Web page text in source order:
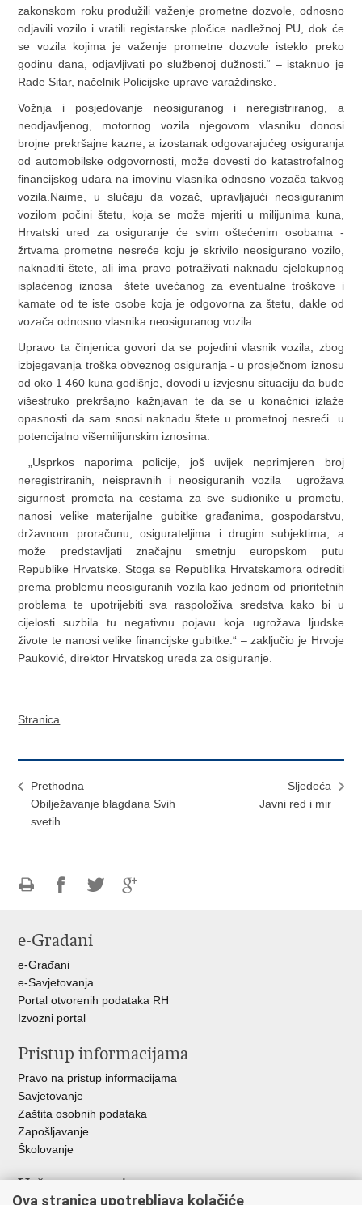
zakonskom roku produžili važenje prometne dozvole, odnosno
odjavili vozilo i vratili registarske pločice nadležnoj PU, dok će
se vozila kojima je važenje prometne dozvole isteklo preko
godinu dana, odjavljivati po službenoj dužnosti.“ – istaknuo je
Rade Sitar, načelnik Policijske uprave varaždinske.
Vožnja i posjedovanje neosiguranog i neregistriranog, a
neodjavljenog, motornog vozila njegovom vlasniku donosi
brojne prekršajne kazne, a izostanak odgovarajućeg osiguranja
od automobilske odgovornosti, može dovesti do katastrofalnog
financijskog udara na imovinu vlasnika odnosno vozača takvog
vozila.Naime, u slučaju da vozač, upravljajući neosiguranim
vozilom počini štetu, koja se može mjeriti u milijunima kuna,
Hrvatski ured za osiguranje će svim oštećenim osobama -
žrtvama prometne nesreće koju je skrivilo neosigurano vozilo,
naknaditi štete, ali ima pravo potraživati naknadu cjelokupnog
isplaćenog iznosa štete uvećanog za eventualne troškove i
kamate od te iste osobe koja je odgovorna za štetu, dakle od
vozača odnosno vlasnika neosiguranog vozila.
Upravo ta činjenica govori da se pojedini vlasnik vozila, zbog
izbjegavanja troška obveznog osiguranja - u prosječnom iznosu
od oko 1 460 kuna godišnje, dovodi u izvjesnu situaciju da bude
višestruko prekršajno kažnjavan te da se u konačnici izlaže
opasnosti da sam snosi naknadu štete u prometnoj nesreći u
potencijalno višemilijunskim iznosima.
„Usprkos naporima policije, još uvijek neprimjeren broj
neregistriranih, neispravnih i neosiguranih vozila ugrožava
sigurnost prometa na cestama za sve sudionike u prometu,
nanosi velike materijalne gubitke građanima, gospodarstvu,
državnom proračunu, osigurateljima i drugim subjektima, a
može predstavljati značajnu smetnju europskom putu
Republike Hrvatske. Stoga se Republika Hrvatskamora odrediti
prema problemu neosiguranih vozila kao jednom od prioritetnih
problema te upotrijebiti sva raspoloživa sredstva kako bi u
cijelosti suzbila tu negativnu pojavu koja ugrožava ljudske
živote te nanosi velike financijske gubitke.“ – zaključio je Hrvoje
Pauković, direktor Hrvatskog ureda za osiguranje.
Stranica
Prethodna
Obilježavanje blagdana Svih
svetih
Sljedeća
Javni red i mir
FacebookuTwitteru
e-Građani
e-Građani
e-Savjetovanja
Portal otvorenih podataka RH
Izvozni portal
Pristup informacijama
Pravo na pristup informacijama
Savjetovanje
Zaštita osobnih podataka
Zapošljavanje
Školovanje
Važne poveznice
Ova stranica upotrebljava kolačiće